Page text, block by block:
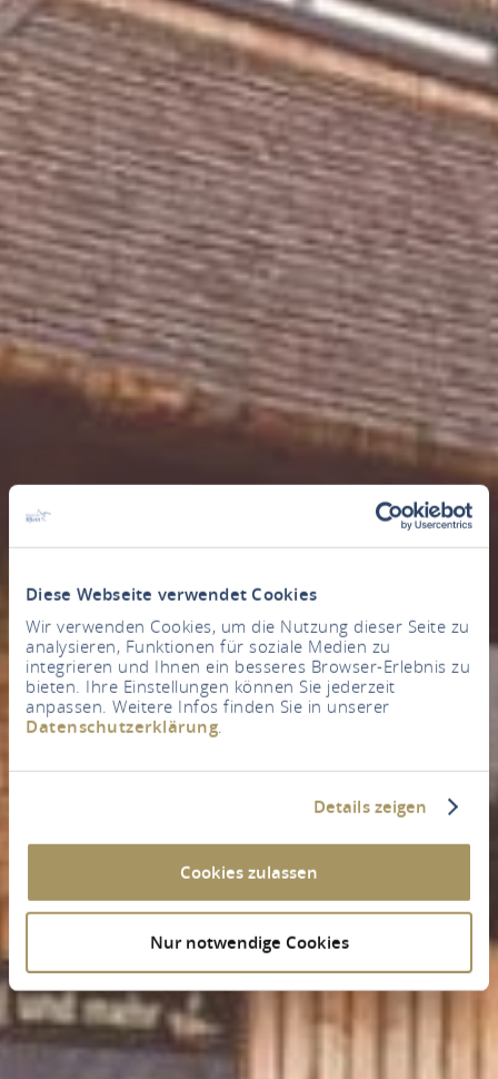
Diese Webseite verwendet Cookies
Wir verwenden Cookies, um die Nutzung dieser Seite zu
analysieren, Funktionen für soziale Medien zu
integrieren und Ihnen ein besseres Browser-Erlebnis zu
bieten. Ihre Einstellungen können Sie jederzeit
anpassen. Weitere Infos finden Sie in unserer
Datenschutzerklärung.
Details zeigen
Cookies zulassen
Nur notwendige Cookies